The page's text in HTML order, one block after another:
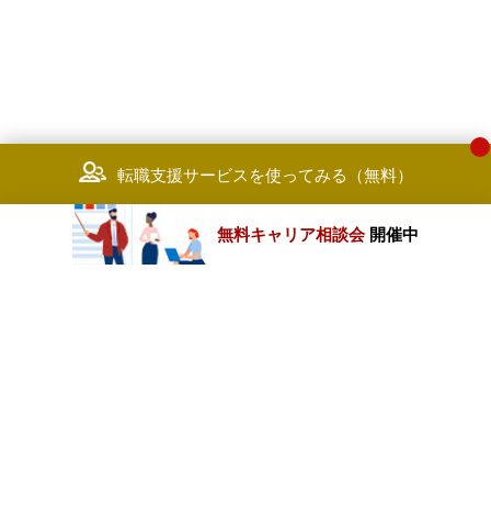
転職支援サービスを使ってみる（無料）
無料キャリア相談会 開催中